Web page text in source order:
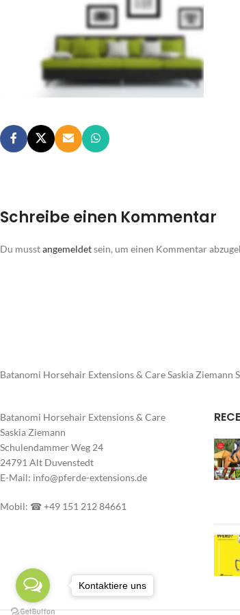
Schreibe einen Kommentar
Du musstangemeldetsein, um einen Kommentar
Batanomi Horsehair Extensions & Care Saskia
Batanomi Horsehair Extensions & Care
Saskia Ziemann
Schulendammer Weg 24
24791 Alt Duvenstedt
E-Mail: info@pferde-extensions.de
Mobil: ☎ +49 151 212 84661
Kontaktiere uns